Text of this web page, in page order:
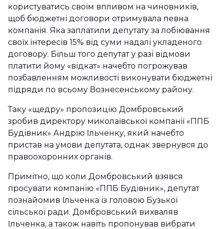
користуватись своїм впливом на чиновників,
щоб бюджетні договори отримувала певна
компанія. Яка заплатили депутату за лобіювання
своїх інтересів 15% від суми надалі укладеного
договору. Більш того депутат у разі відмови
платити йому «відкат» начебто погрожував
позбавленням можливості виконувати бюджетні
підряди по всьому Вознесенському району.
Таку «щедру» пропозицію Домбровський
зробив директору миколаївської компанії «ППБ
Будівник» Андрію Ільченку, який начебто
пристав на умови депутата, однак звернувся до
правоохоронних органів.
Примітно, що коли Домбровський взявся
просувати компанію «ППБ Будівник», депутат
познайомив Ільченка із головою Бузької
сільської ради. Домбровський вихваляв
Ільченка, а також навіть пропонував вибрати